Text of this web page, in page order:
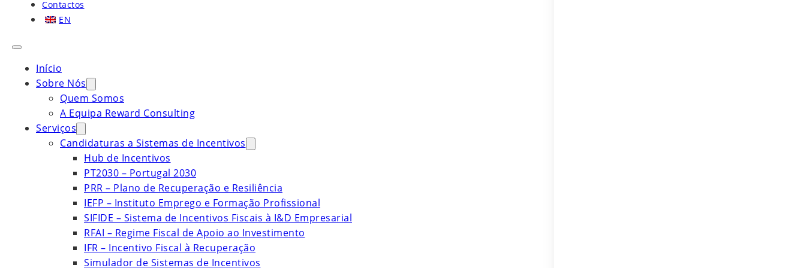
Contactos
EN
Início
Sobre Nós
Quem Somos
A Equipa Reward Consulting
Serviços
Candidaturas a Sistemas de Incentivos
Hub de Incentivos
PT2030 – Portugal 2030
PRR – Plano de Recuperação e Resiliência
IEFP – Instituto Emprego e Formação Profissional
SIFIDE – Sistema de Incentivos Fiscais à I&D Empresarial
RFAI – Regime Fiscal de Apoio ao Investimento
IFR – Incentivo Fiscal à Recuperação
Simulador de Sistemas de Incentivos